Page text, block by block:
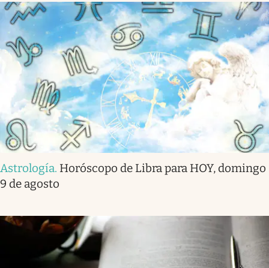
Astrología. Horóscopo de Libra para HOY, domingo
9 de agosto